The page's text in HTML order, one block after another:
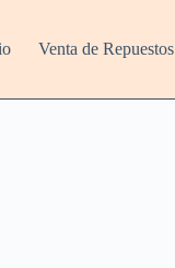
Venta de Repuestos